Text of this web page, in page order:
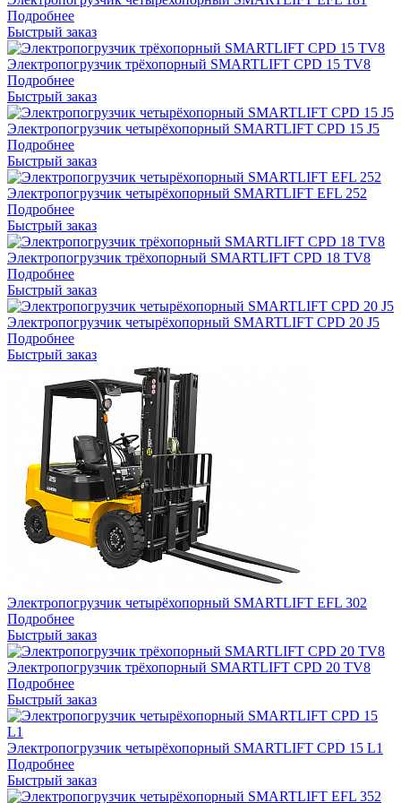
Подробнее
Быстрый заказ
Электропогрузчик трёхопорный SMARTLIFT CPD 15 TV8
Подробнее
Быстрый заказ
Электропогрузчик четырёхопорный SMARTLIFT CPD 15 J5
Подробнее
Быстрый заказ
Электропогрузчик четырёхопорный SMARTLIFT EFL 252
Подробнее
Быстрый заказ
Электропогрузчик трёхопорный SMARTLIFT CPD 18 TV8
Подробнее
Быстрый заказ
Электропогрузчик четырёхопорный SMARTLIFT CPD 20 J5
Подробнее
Быстрый заказ
Электропогрузчик четырёхопорный SMARTLIFT EFL 302
Подробнее
Быстрый заказ
Электропогрузчик трёхопорный SMARTLIFT CPD 20 TV8
Подробнее
Быстрый заказ
Электропогрузчик четырёхопорный SMARTLIFT CPD 15 L1
Подробнее
Быстрый заказ